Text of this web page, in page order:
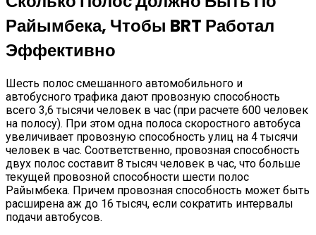
Райымбека, Чтобы BRT Работал
Эффективно
Шесть полос смешанного автомобильного и
автобусного трафика дают провозную способность
всего 3,6 тысячи человек в час (при расчете 600 человек
на полосу). При этом одна полоса скоростного автобуса
увеличивает провозную способность улиц на 4 тысячи
человек в час. Соответственно, провозная способность
двух полос составит 8 тысяч человек в час, что больше
текущей провозной способности шести полос
Райымбека. Причем провозная способность может быть
расширена аж до 16 тысяч, если сократить интервалы
подачи автобусов.